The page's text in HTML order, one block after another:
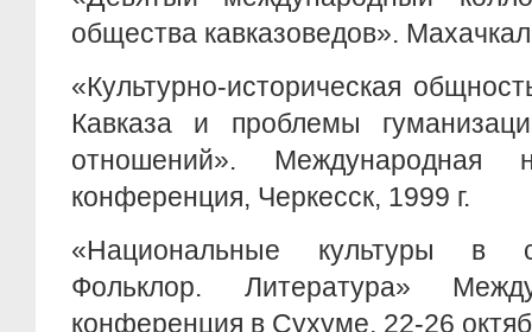
общества кавказоведов».
«Культурно-историческая
Кавказа и проблемы
отношений». Международная
конференция, Черкесск, 1999 г.
«Национальные культуры в
Фольклор. Литература»
конференция в Сухуме, 22-26